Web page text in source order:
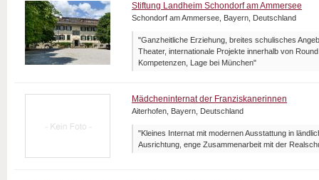
Stiftung Landheim Schondorf am Ammersee
Schondorf am Ammersee, Bayern, Deutschland
"Ganzheitliche Erziehung, breites schulisches
Theater, internationale Projekte innerhalb von
Kompetenzen, Lage bei München"
Mädcheninternat der Franziskanerinnen
Aiterhofen, Bayern, Deutschland
"Kleines Internat mit modernen Ausstattung in
Ausrichtung, enge Zusammenarbeit mit der